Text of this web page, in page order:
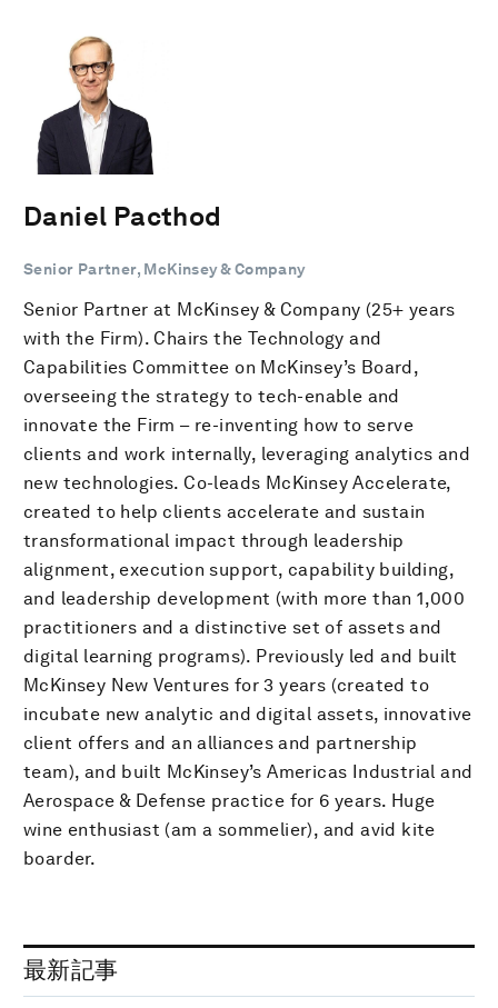
Daniel Pacthod
Senior Partner, McKinsey & Company
Senior Partner at McKinsey & Company (25+ years
with the Firm). Chairs the Technology and
Capabilities Committee on McKinsey’s Board,
overseeing the strategy to tech-enable and
innovate the Firm – re-inventing how to serve
clients and work internally, leveraging analytics and
new technologies. Co-leads McKinsey Accelerate,
created to help clients accelerate and sustain
transformational impact through leadership
alignment, execution support, capability building,
and leadership development (with more than 1,000
practitioners and a distinctive set of assets and
digital learning programs). Previously led and built
McKinsey New Ventures for 3 years (created to
incubate new analytic and digital assets, innovative
client offers and an alliances and partnership
team), and built McKinsey’s Americas Industrial and
Aerospace & Defense practice for 6 years. Huge
wine enthusiast (am a sommelier), and avid kite
boarder.
最新記事